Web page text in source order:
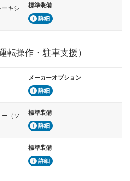
ーキシ
標準装備
詳細
転操作・駐車支援）
メーカーオプション
詳細
ー（ソ
標準装備
詳細
標準装備
詳細